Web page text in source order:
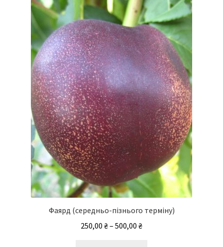
Фаярд (середньо-пізнього терміну)
250,00 ₴– 500,00 ₴Діапазон